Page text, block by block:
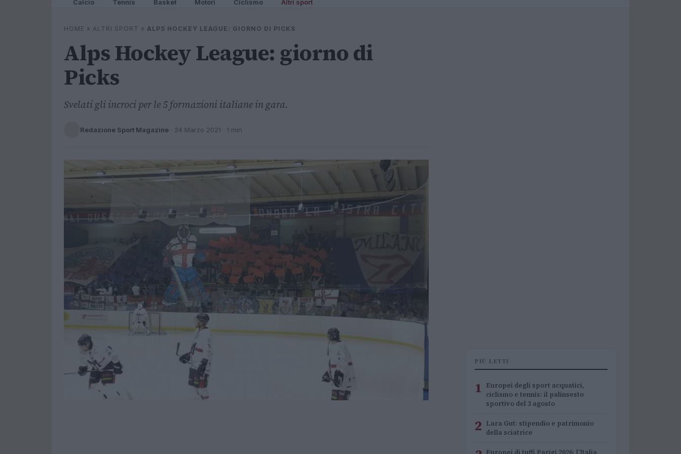
Calcio Tennis Basket Motori Ciclismo Altri sport
HOME » ALTRI SPORT » ALPS HOCKEY LEAGUE: GIORNO DI PICKS
Alps Hockey League: giorno di
Picks
Svelati gli incroci per le 5 formazioni italiane in gara.
Redazione Sport Magazine · 24 Marzo 2021 · 1 min
PIÙ LETTI
1 Europei degli sport acquatici,
ciclismo e tennis: il palinsesto
sportivo del 3 agosto
2 Lara Gut: stipendio e patrimonio
della sciatrice
Europei di tuffi Parigi 2026: l’Italia